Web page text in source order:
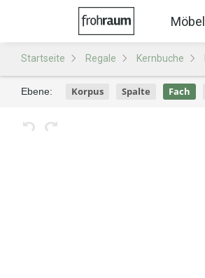
Möbel
Startseite Regale Kernbuche
Ebene: Korpus Spalte Fach